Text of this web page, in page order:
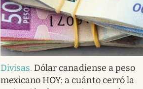
Divisas. Dólar canadiense a peso
mexicano HOY: a cuánto cerró la